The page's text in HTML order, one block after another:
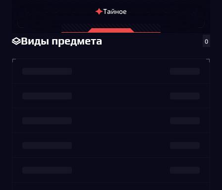
Тайное
Виды предмета 0